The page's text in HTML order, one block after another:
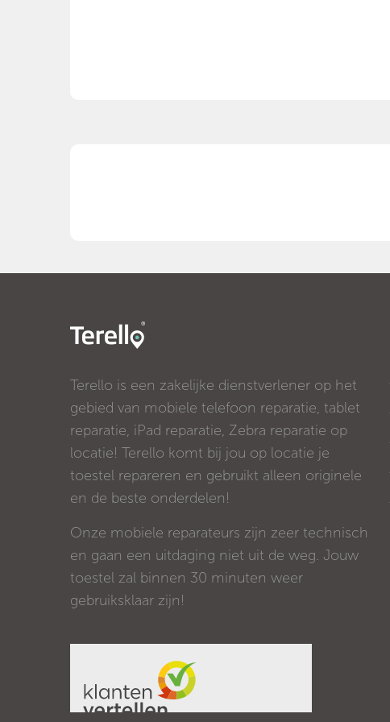
Terello is een zakelijke dienstverlener op het
gebied van mobiele telefoon reparatie, tablet
reparatie, iPad reparatie, Zebra reparatie op
locatie! Terello komt bij jou op locatie je
toestel repareren en gebruikt alleen originele
en de beste onderdelen!
Onze mobiele reparateurs zijn zeer technisch
en gaan een uitdaging niet uit de weg. Jouw
toestel zal binnen 30 minuten weer
gebruiksklaar zijn!